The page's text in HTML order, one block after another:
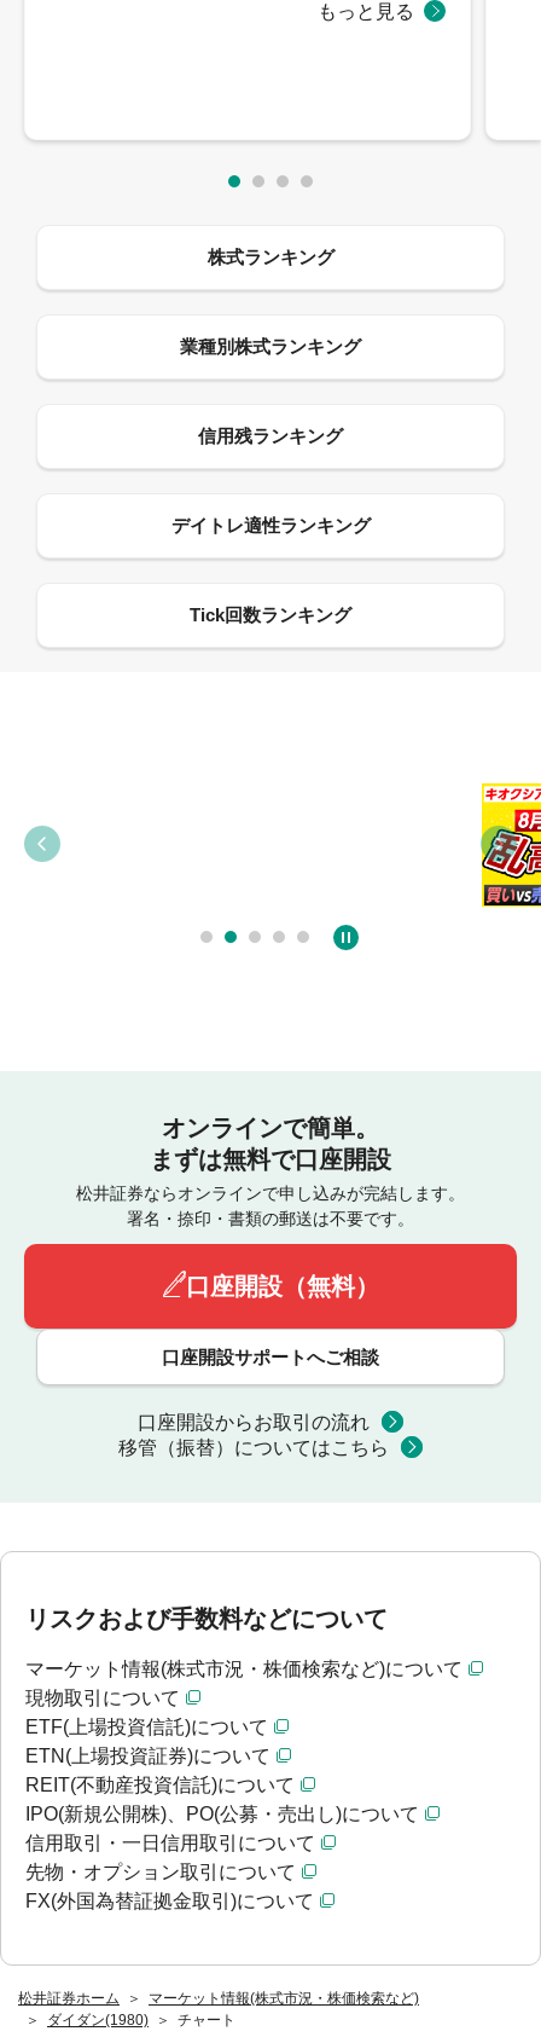
松井証券ホーム
マーケット情報(株式市況・株価検索など)
ダイダン(1980)
チャート
オンラインで簡単。
まずは無料で口座開設
松井証券ならオンラインで申し込みが完結します。
署名・捺印・書類の郵送は不要です。
口座開設（無料）
口座開設サポートへご相談
口座開設からお取引の流れ
移管（振替）についてはこちら
リスクおよび手数料などについて
マーケット情報(株式市況・株価検索など)について
現物取引について
ETF(上場投資信託)について
ETN(上場投資証券)について
REIT(不動産投資信託)について
IPO(新規公開株)、PO(公募・売出し)について
信用取引・一日信用取引について
先物・オプション取引について
FX(外国為替証拠金取引)について